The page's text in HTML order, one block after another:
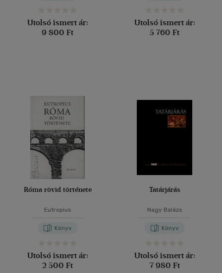
Utolsó ismert ár:
9 800 Ft
Utolsó ismert ár:
5 760 Ft
Róma rövid története
Eutropius
Könyv
Utolsó ismert ár:
2 500 Ft
Tatárjárás
Nagy Balázs
Könyv
Utolsó ismert ár:
7 980 Ft